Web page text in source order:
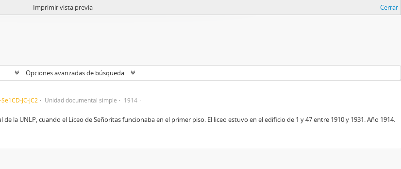
Imprimir vista previa Cerrar
Opciones avanzadas de búsqueda
JC-JC2 Unidad documental simple
1914
la UNLP, cuando el Liceo de Señoritas funcionaba en el primer piso. El liceo estuvo en el edificio de 1 y 47 entre 1910 y 1931. Año 1914.